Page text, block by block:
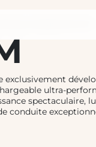
exclusivement
ultra-
spectaculaire,
conduite